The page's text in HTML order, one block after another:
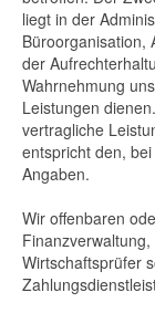
liegt in der
Büroorganisation,
der
Wahrnehmung
Leistungen
vertragliche
entspricht den,
Angaben.
Wir offenbaren
Wirtschaftsprüfer